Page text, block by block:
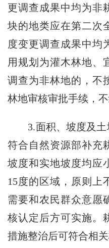
更调查成果中均为非
块的地类应在第二次
度变更调查成果中均
用规划为灌木林地、
调查为非林地的，不
林地审核审批手续，
3.面积、坡度及土
符合自然资源部补充
坡度和实地坡度均应
15度的区域，原则上
需要和农民群众意愿
核认定后方可实施。
措施整治后可符合相